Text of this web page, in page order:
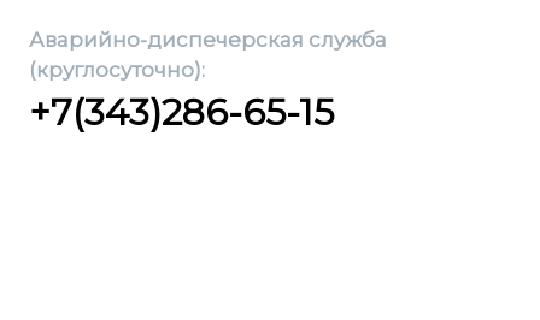
Аварийно-диспечерская служба
(круглосуточно):
+7(343)286-65-15